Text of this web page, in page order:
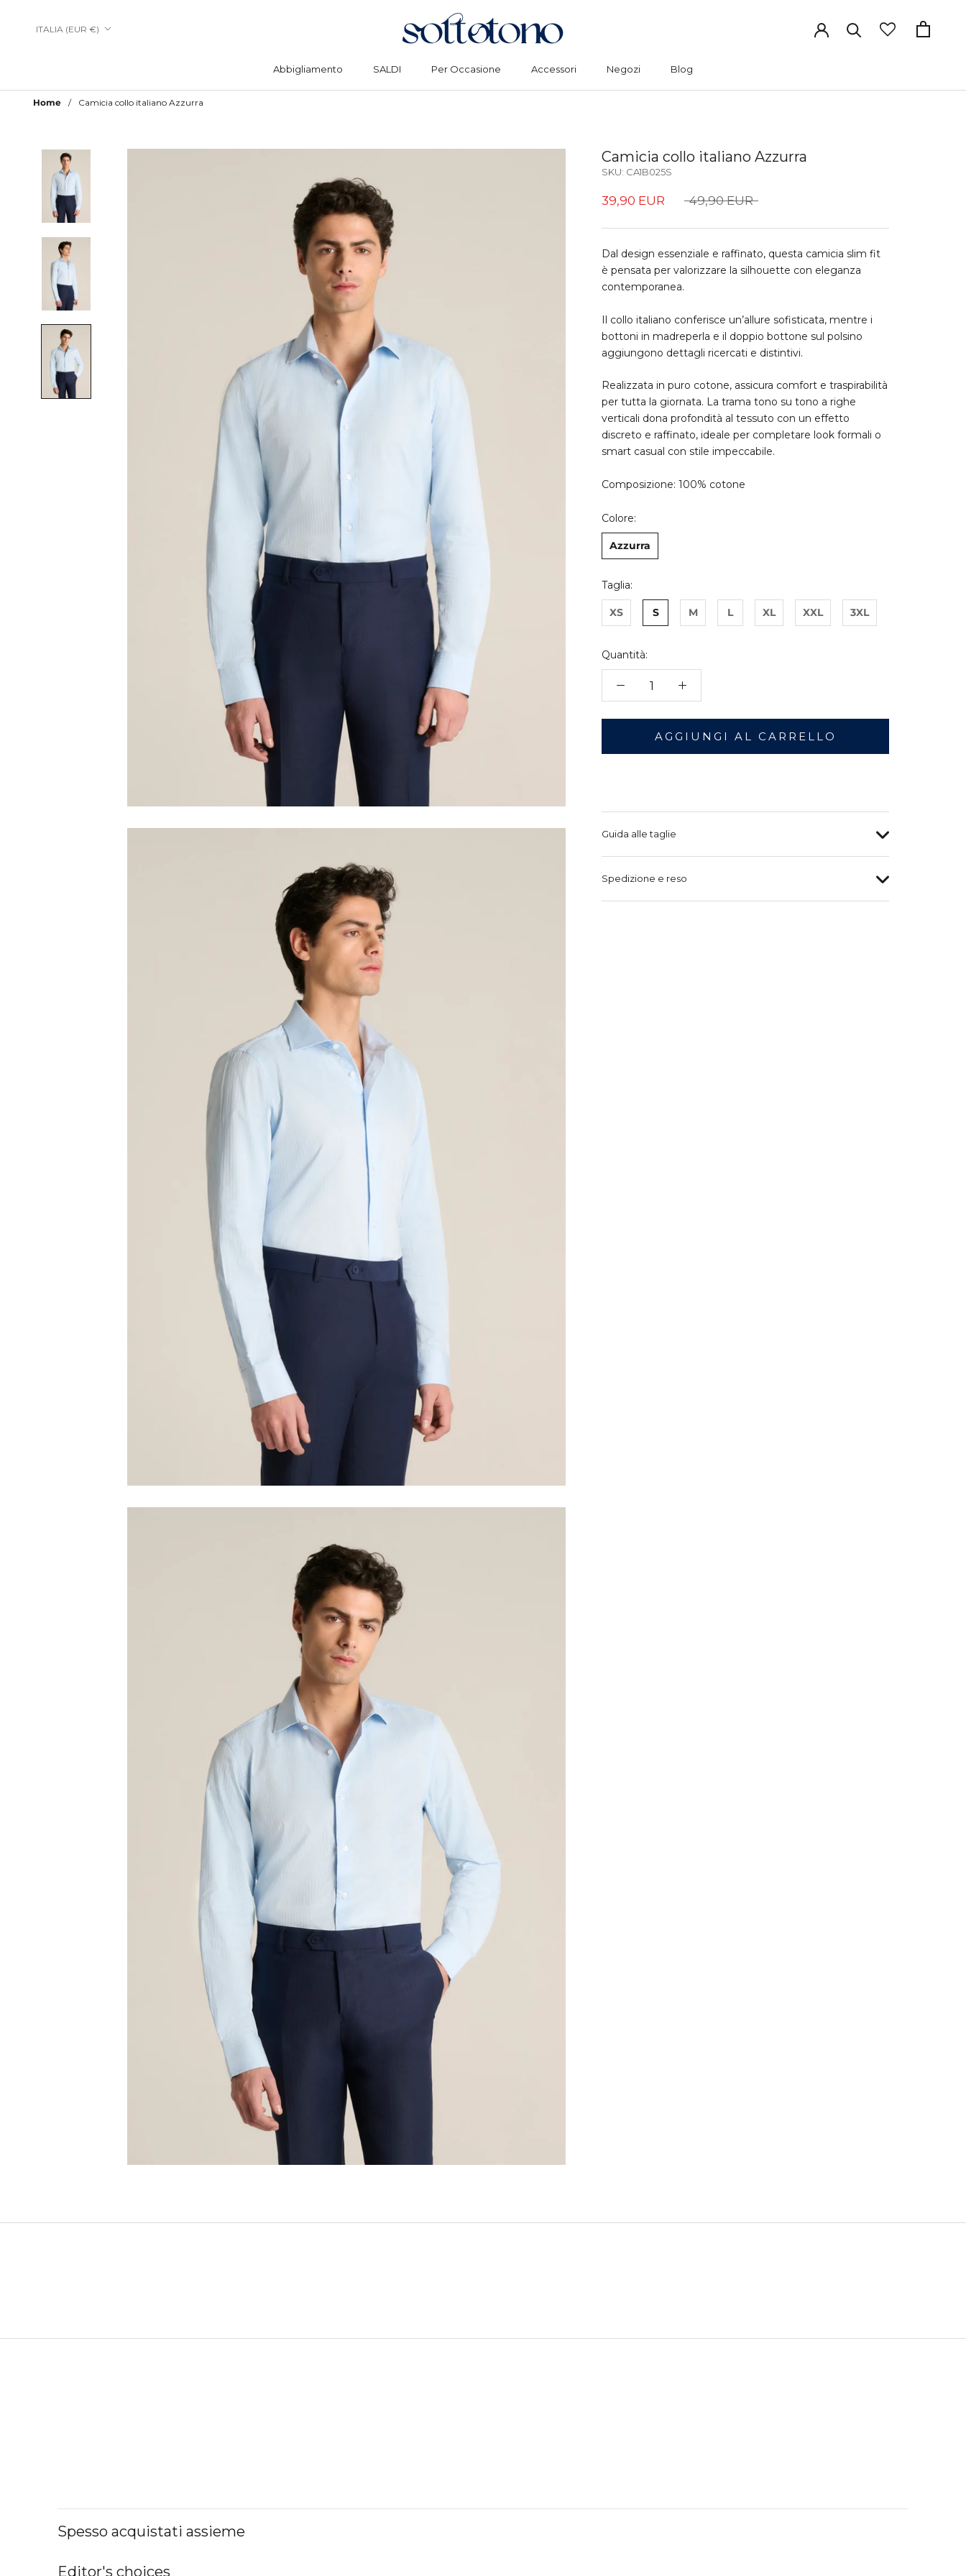
Abbigliamento
SALDI
Per Occasione
Accessori
Negozi
Blog
Paese/Area
ITALIA (EUR €)
Home Camicia collo italiano Azzurra
Camicia collo italiano Azzurra
SKU: CA1B025S
39,90 EUR 49,90 EUR
Dal design essenziale e raffinato, questa camicia slim fit
è pensata per valorizzare la silhouette con eleganza
contemporanea.
Il collo italiano conferisce un’allure sofisticata, mentre i
bottoni in madreperla e il doppio bottone sul polsino
aggiungono dettagli ricercati e distintivi.
Realizzata in puro cotone, assicura comfort e traspirabilità
per tutta la giornata. La trama tono su tono a righe
verticali dona profondità al tessuto con un effetto
discreto e raffinato, ideale per completare look formali o
smart casual con stile impeccabile.
Composizione: 100% cotone
Colore:
Azzurra
Taglia:
XS S M L XL XXL 3XL
Quantità:
AGGIUNGI AL CARRELLO
Guida alle taglie
Spedizione e reso
Spesso acquistati assieme
Editor's choices